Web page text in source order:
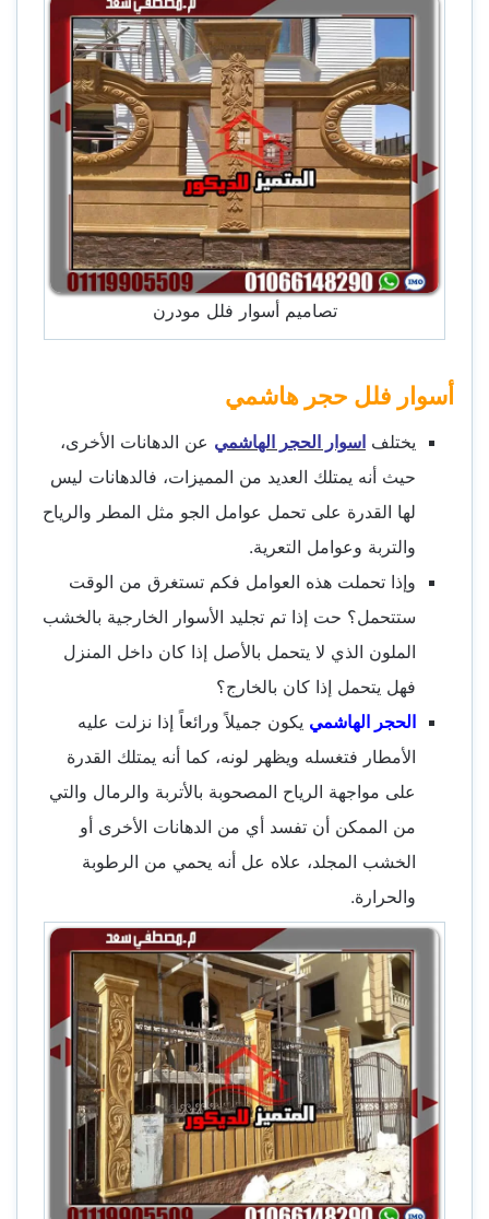
تصاميم أسوار فلل مودرن
أسوار فلل حجر هاشمي
يختلف اسوار الحجر الهاشمي عن الدهانات الأخرى،
حيث أنه يمتلك العديد من المميزات، فالدهانات ليس
لها القدرة على تحمل عوامل الجو مثل المطر والرياح
والتربة وعوامل التعرية.
وإذا تحملت هذه العوامل فكم تستغرق من الوقت
ستتحمل؟ حت إذا تم تجليد الأسوار الخارجية بالخشب
الملون الذي لا يتحمل بالأصل إذا كان داخل المنزل
فهل يتحمل إذا كان بالخارج؟
الحجر الهاشمي يكون جميلاً ورائعاً إذا نزلت عليه
الأمطار فتغسله ويظهر لونه، كما أنه يمتلك القدرة
على مواجهة الرياح المصحوبة بالأتربة والرمال والتي
من الممكن أن تفسد أي من الدهانات الأخرى أو
الخشب المجلد، علاه عل أنه يحمي من الرطوبة
والحرارة.